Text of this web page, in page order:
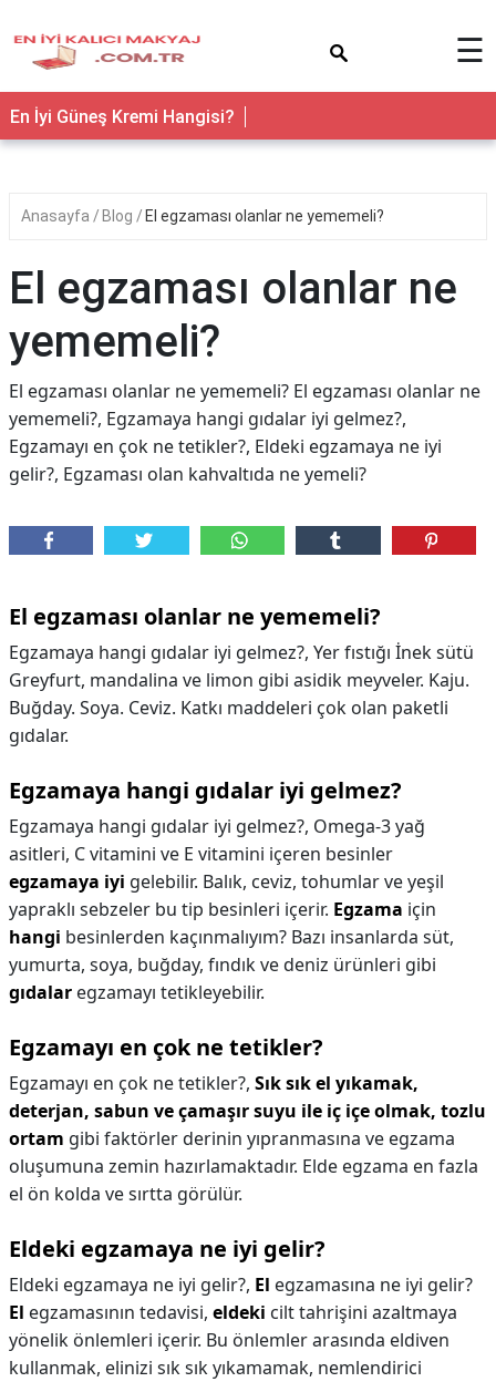
☰
En İyi Güneş Kremi Hangisi?
Anasayfa Blog El egzaması olanlar ne yememeli?
El egzaması olanlar ne
yememeli?
El egzaması olanlar ne yememeli? El egzaması olanlar ne
yememeli?, Egzamaya hangi gıdalar iyi gelmez?,
Egzamayı en çok ne tetikler?, Eldeki egzamaya ne iyi
gelir?, Egzaması olan kahvaltıda ne yemeli?
El egzaması olanlar ne yememeli?
Egzamaya hangi gıdalar iyi gelmez?, Yer fıstığı İnek sütü
Greyfurt, mandalina ve limon gibi asidik meyveler. Kaju.
Buğday. Soya. Ceviz. Katkı maddeleri çok olan paketli
gıdalar.
Egzamaya hangi gıdalar iyi gelmez?
Egzamaya hangi gıdalar iyi gelmez?, Omega-3 yağ
asitleri, C vitamini ve E vitamini içeren besinler
egzamaya iyi gelebilir. Balık, ceviz, tohumlar ve yeşil
yapraklı sebzeler bu tip besinleri içerir. Egzama için
hangi besinlerden kaçınmalıyım? Bazı insanlarda süt,
yumurta, soya, buğday, fındık ve deniz ürünleri gibi
gıdalar egzamayı tetikleyebilir.
Egzamayı en çok ne tetikler?
Egzamayı en çok ne tetikler?, Sık sık el yıkamak,
deterjan, sabun ve çamaşır suyu ile iç içe olmak, tozlu
ortam gibi faktörler derinin yıpranmasına ve egzama
oluşumuna zemin hazırlamaktadır. Elde egzama en fazla
el ön kolda ve sırtta görülür.
Eldeki egzamaya ne iyi gelir?
Eldeki egzamaya ne iyi gelir?, El egzamasına ne iyi gelir?
El egzamasının tedavisi, eldeki cilt tahrişini azaltmaya
yönelik önlemleri içerir. Bu önlemler arasında eldiven
kullanmak, elinizi sık sık yıkamamak, nemlendirici